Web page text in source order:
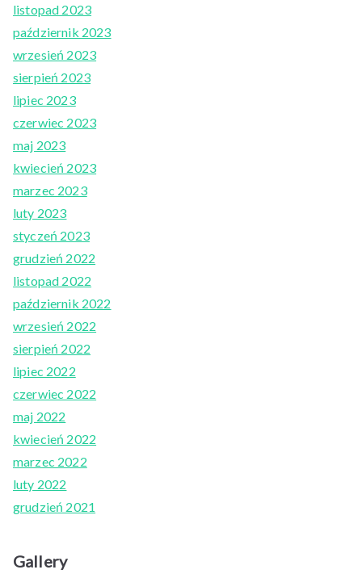
listopad 2023
październik 2023
wrzesień 2023
sierpień 2023
lipiec 2023
czerwiec 2023
maj 2023
kwiecień 2023
marzec 2023
luty 2023
styczeń 2023
grudzień 2022
listopad 2022
październik 2022
wrzesień 2022
sierpień 2022
lipiec 2022
czerwiec 2022
maj 2022
kwiecień 2022
marzec 2022
luty 2022
grudzień 2021
Gallery